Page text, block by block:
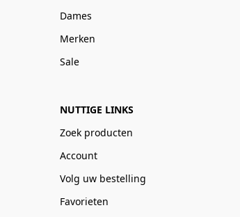
Dames
Merken
Sale
NUTTIGE LINKS
Zoek producten
Account
Volg uw bestelling
Favorieten